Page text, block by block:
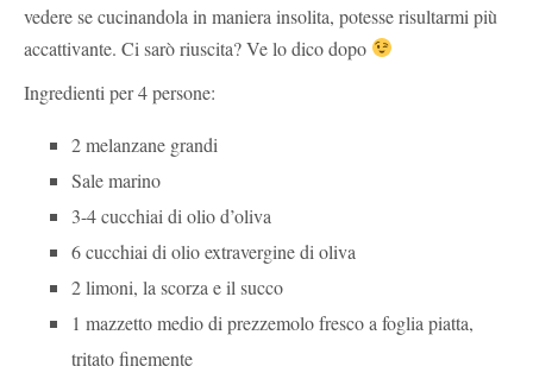
vedere se cucinandola in maniera insolita, potesse risultarmi più
accattivante. Ci sarò riuscita? Ve lo dico dopo
Ingredienti per 4 persone:
2 melanzane grandi
Sale marino
3-4 cucchiai di olio d’oliva
6 cucchiai di olio extravergine di oliva
2 limoni, la scorza e il succo
1 mazzetto medio di prezzemolo fresco a foglia piatta,
tritato finemente